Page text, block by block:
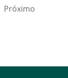
Próximo